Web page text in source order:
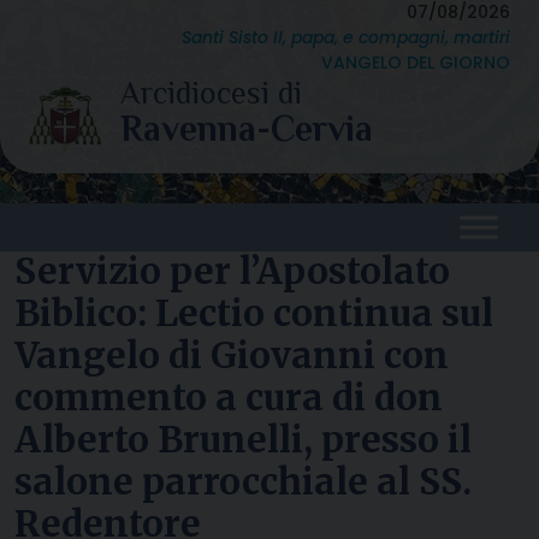
content
07/08/2026
Santi Sisto II, papa, e compagni, martiri
VANGELO DEL GIORNO
Servizio per l’Apostolato
Biblico: Lectio continua sul
Vangelo di Giovanni con
commento a cura di don
Alberto Brunelli, presso il
salone parrocchiale al SS.
Redentore